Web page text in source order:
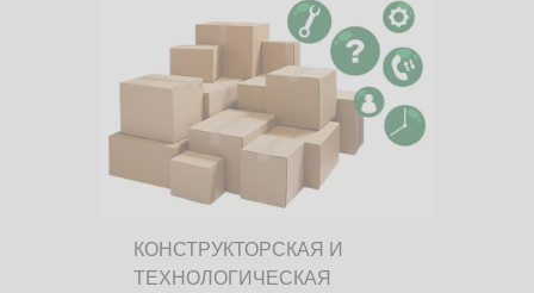
КОНСТРУКТОРСКАЯ И
ТЕХНОЛОГИЧЕСКАЯ